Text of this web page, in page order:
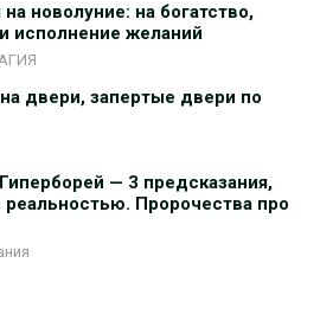
новолуние: на богатство,
исполнение желаний
двери, запертые двери по
— 3 предсказания,
реальностью. Пророчества про